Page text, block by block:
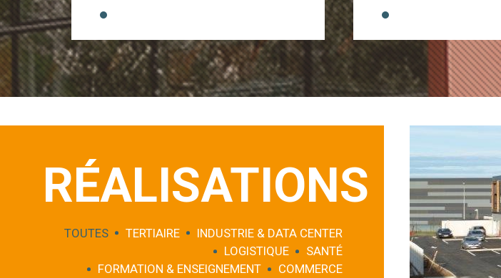
RÉALISATIONS
TOUTES TERTIAIRE
INDUSTRIE & DATA CENTER
LOGISTIQUE
SANTÉ
FORMATION & ENSEIGNEMENT
COMMERCE